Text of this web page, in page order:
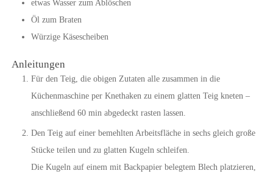
etwas Wasser zum Ablöschen
Öl zum Braten
Würzige Käsescheiben
Anleitungen
Für den Teig, die obigen Zutaten alle zusammen in die
Küchenmaschine per Knethaken zu einem glatten Teig kneten –
anschließend 60 min abgedeckt rasten lassen.
Den Teig auf einer bemehlten Arbeitsfläche in sechs gleich große
Stücke teilen und zu glatten Kugeln schleifen.
Die Kugeln auf einem mit Backpapier belegtem Blech platzieren,